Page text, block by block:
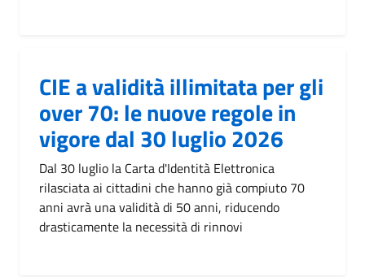
CIE a validità illimitata per gli
over 70: le nuove regole in
vigore dal 30 luglio 2026
Dal 30 luglio la Carta d'Identità Elettronica
rilasciata ai cittadini che hanno già compiuto 70
anni avrà una validità di 50 anni, riducendo
drasticamente la necessità di rinnovi